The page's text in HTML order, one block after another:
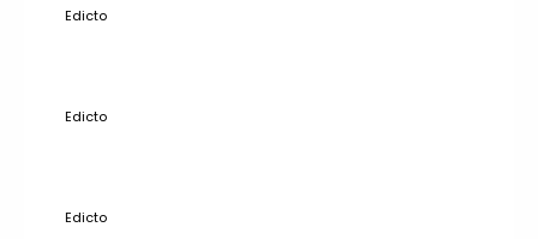
Edicto
Edicto
Edicto